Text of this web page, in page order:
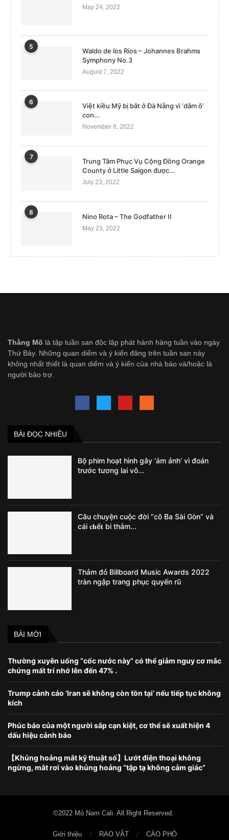
May 24, 2022
5
Waldo de los Rios – Johannes Brahms
Symphony No.3
August 7, 2022
6
Việt kiều Mỹ bị bắt ở Đà Nẵng vì ‘dâm ô’
con...
November 8, 2022
7
Trung Tâm Phục Vụ Cộng Đồng Orange
County ở Little Saigon được...
July 23, 2022
8
Nino Rota – The Godfather II
May 23, 2022
Thằng Mõ là tập tuần san độc lập phát hành hàng tuần vào ngày
Thứ Bảy. Những quan diểm và ý kiến đăng trên tuần san này
không nhất thiết là quan diểm và ý kiến của nhà báo và/hoặc là
người bảo trợ.
BÀI ĐỌC NHIỀU
Bộ phim hoạt hình gây ‘ám ảnh’ vì đoán
trước tương lai vô...
Câu chuyện cuộc đời “cô Ba Sài Gòn” và
cái 𝐜𝐡ế𝐭 bi thảm...
Thảm đỏ Billboard Music Awards 2022
tràn ngập trang phục quyến rũ
BÀI MỚI
Thường xuyên uống “cốc nước này” có thể giảm nguy cơ mắc
chứng mất trí nhớ lên đến 47% .
Trump cảnh cáo ‘Iran sẽ không còn tồn tại’ nếu tiếp tục không
kích
Phúc báo của một người sắp cạn kiệt, cơ thể sẽ xuất hiện 4
dấu hiệu cảnh báo
【Khủng hoảng mắt kỹ thuật số】Lướt điện thoại không
ngừng, mắt rơi vào khủng hoảng “tập tạ không cảm giác”
©2022 Mỏ Nam Cali. All Right Reserved.
Giới thiệu RAO VẶT CÁO PHÓ